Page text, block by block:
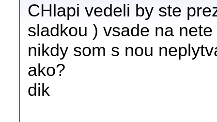
CHlapi vedeli by ste
sladkou ) vsade na
nikdy som s nou
ako?
dik